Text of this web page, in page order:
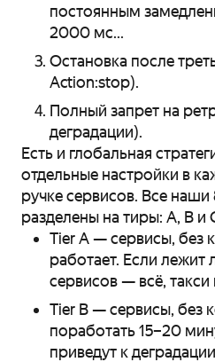
постоянным
2000 мс...
Остановка после
Action:stop).
Полный запрет на
деградации).
Есть и глобальная
отдельные настройки в
ручке сервисов. Все
разделены на тиры: A, B и
Tier A — сервисы, без
работает. Если лежит
сервисов — всё,
Tier B — сервисы,
поработать 15–20
приведут к